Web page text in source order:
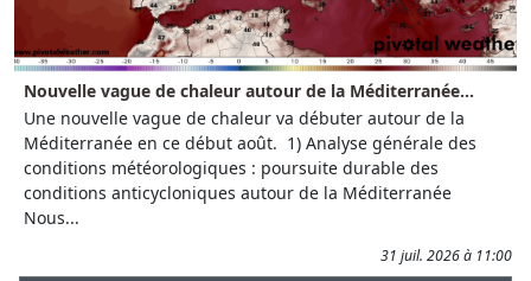
Nouvelle vague de chaleur autour de la Méditerranée...
Une nouvelle vague de chaleur va débuter autour de la
Méditerranée en ce début août. 1) Analyse générale des
conditions météorologiques : poursuite durable des
conditions anticycloniques autour de la Méditerranée
Nous...
31 juil. 2026 à 11:00